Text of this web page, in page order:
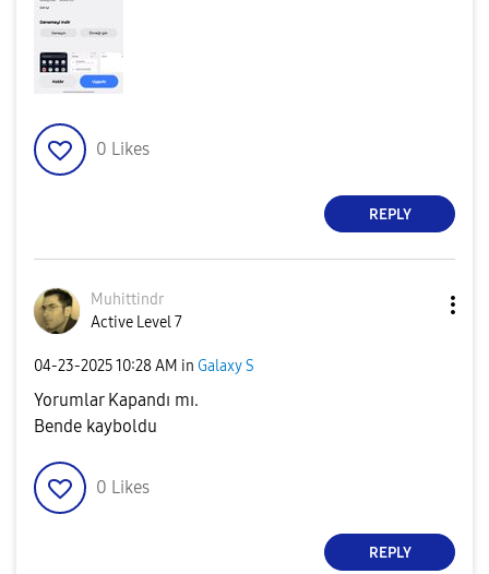
0 Likes
REPLY
Muhittindr
Active Level 7
‎04-23-202510:28 AM in Galaxy S
Yorumlar Kapandı mı.
Bende kayboldu
0 Likes
REPLY